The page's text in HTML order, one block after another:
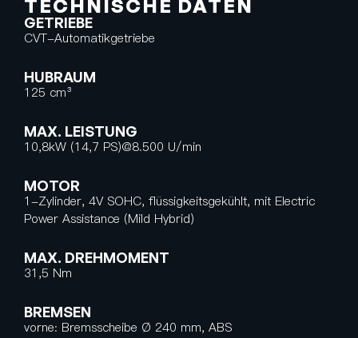
TECHNISCHE DATEN
GETRIEBE
CVT-Automatikgetriebe
HUBRAUM
125 cm³
MAX. LEISTUNG
10,8kW (14,7 PS)@8.500 U/min
MOTOR
1-Zylinder, 4V SOHC, flüssigkeitsgekühlt, mit Electric
Power Assistance (Mild Hybrid)
MAX. DREHMOMENT
31,5 Nm
BREMSEN
vorne: Bremsscheibe Ø 240 mm, ABS